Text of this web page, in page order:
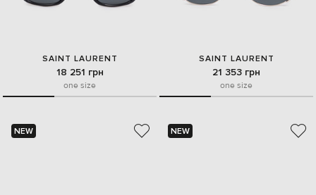
SAINT LAURENT
18 251 грн
one size
SAINT LAURENT
21 353 грн
one size
NEW NEW